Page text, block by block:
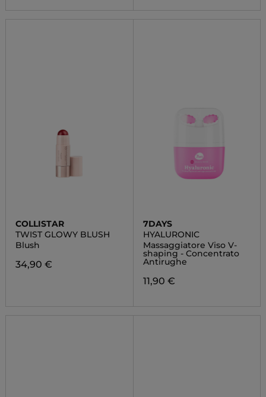
COLLISTAR
TWIST GLOWY BLUSH
Blush
34,90 €
7DAYS
HYALURONIC
Massaggiatore Viso V-
shaping - Concentrato
Antirughe
11,90 €